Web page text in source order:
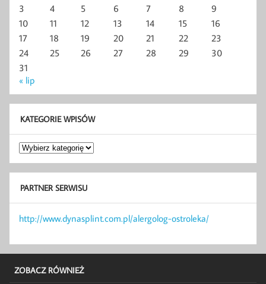
3
4 5 6 7 8
9
10
11 12 13 14 15
16
17
18 19 20 21 22
23
24
25 26 27 28 29
30
31
« lip
KATEGORIE WPISÓW
Kategorie
wpisów
PARTNER SERWISU
http://www.dynasplint.com.pl/alergolog-ostroleka/
ZOBACZ RÓWNIEŻ